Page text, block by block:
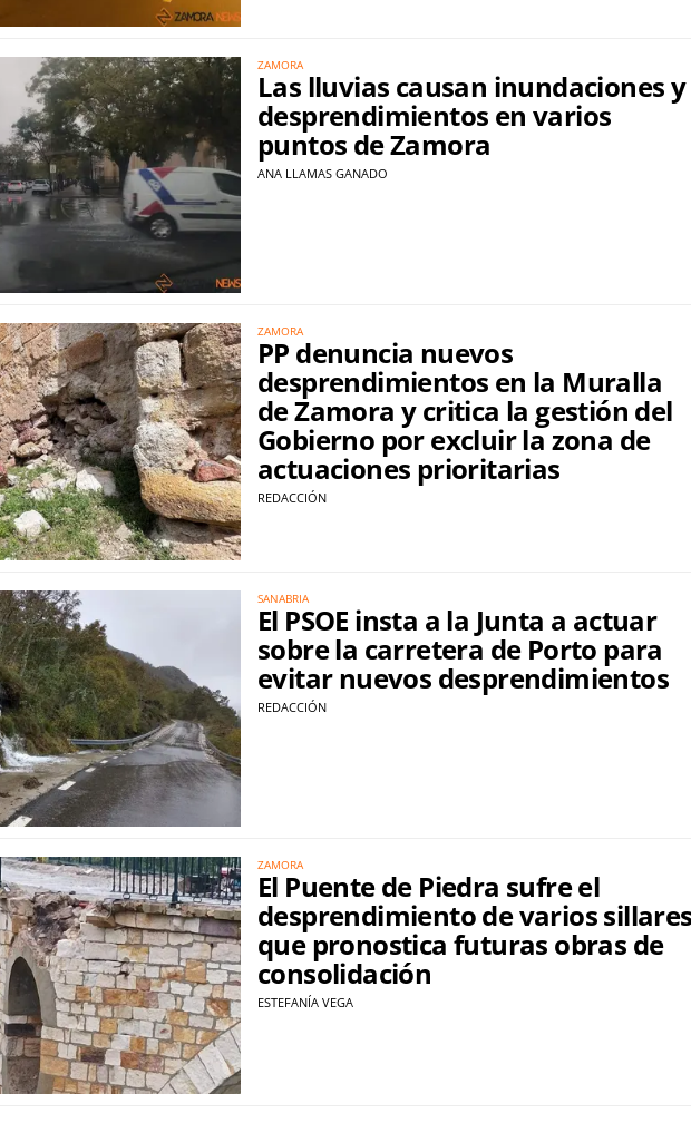
ZAMORA
Las lluvias causan inundaciones y
desprendimientos en varios
puntos de Zamora
ANA LLAMAS GANADO
ZAMORA
PP denuncia nuevos
desprendimientos en la Muralla
de Zamora y critica la gestión del
Gobierno por excluir la zona de
actuaciones prioritarias
REDACCIÓN
SANABRIA
El PSOE insta a la Junta a actuar
sobre la carretera de Porto para
evitar nuevos desprendimientos
REDACCIÓN
ZAMORA
El Puente de Piedra sufre el
desprendimiento de varios
que pronostica futuras obras de
consolidación
ESTEFANÍA VEGA